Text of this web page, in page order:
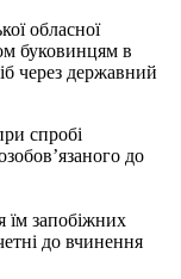
обласної
буковинцям в
через державний
спробі
до
їм запобіжних
до вчинення